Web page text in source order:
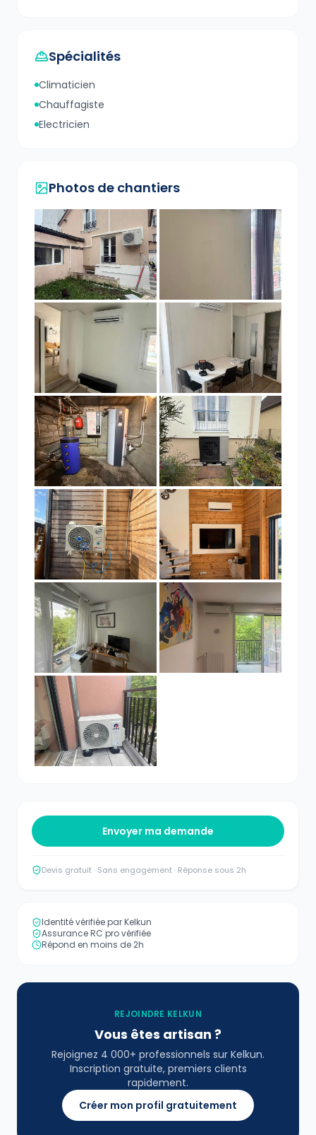
Spécialités
Climaticien
Chauffagiste
Electricien
Photos de chantiers
Envoyer ma demande
Devis gratuit · Sans engagement · Réponse sous 2h
Identité vérifiée par Kelkun
Assurance RC pro vérifiée
Répond en moins de 2h
REJOINDRE KELKUN
Vous êtes artisan ?
Rejoignez 4 000+ professionnels sur Kelkun.
Inscription gratuite, premiers clients
rapidement.
Créer mon profil gratuitement